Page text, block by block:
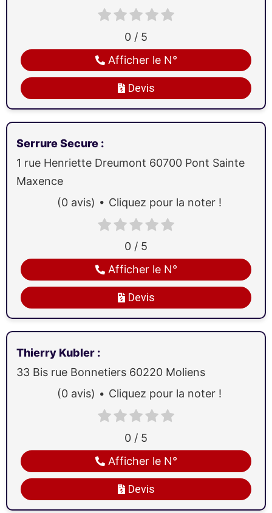
Devis
Afficher le N°
0 / 5
Serrure Secure :
1 rue Henriette Dreumont 60700 Pont Sainte
Maxence
Devis
Afficher le N°
0 / 5
(0 avis) Cliquez pour la noter !
Thierry Kubler :
33 Bis rue Bonnetiers 60220 Moliens
Devis
Afficher le N°
0 / 5
(0 avis) Cliquez pour la noter !